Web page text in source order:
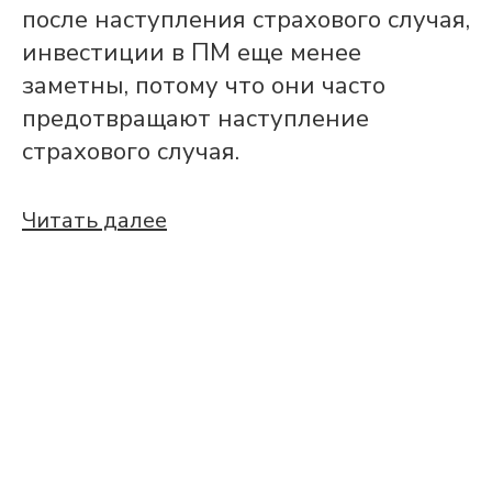
после наступления страхового случая,
инвестиции в ПМ еще менее
заметны, потому что они часто
предотвращают наступление
страхового случая.
Читать далее